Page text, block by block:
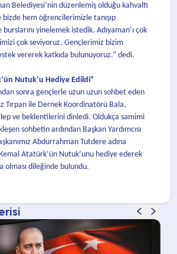
Belediyesi’nin düzenlemiş olduğu kahvaltı
bizde hem öğrencilerimizle tanışıp
yinelemek istedik. Adıyaman’ı çok
çok seviyoruz. Gençlerimiz bizim
vererek katkıda bulunuyoruz.” dedi.
Nutuk’u Hediye Edildi”
sonra gençlerle uzun uzun sohbet eden
Tırpan ile Dernek Koordinatörü Bala,
ve beklentilerini dinledi. Oldukça samimi
sohbetin ardından Başkan Yardımcısı
Abdurrahman Tutdere adına
Atatürk’ün Nutuk’unu hediye ederek
olması dileğinde bulundu.